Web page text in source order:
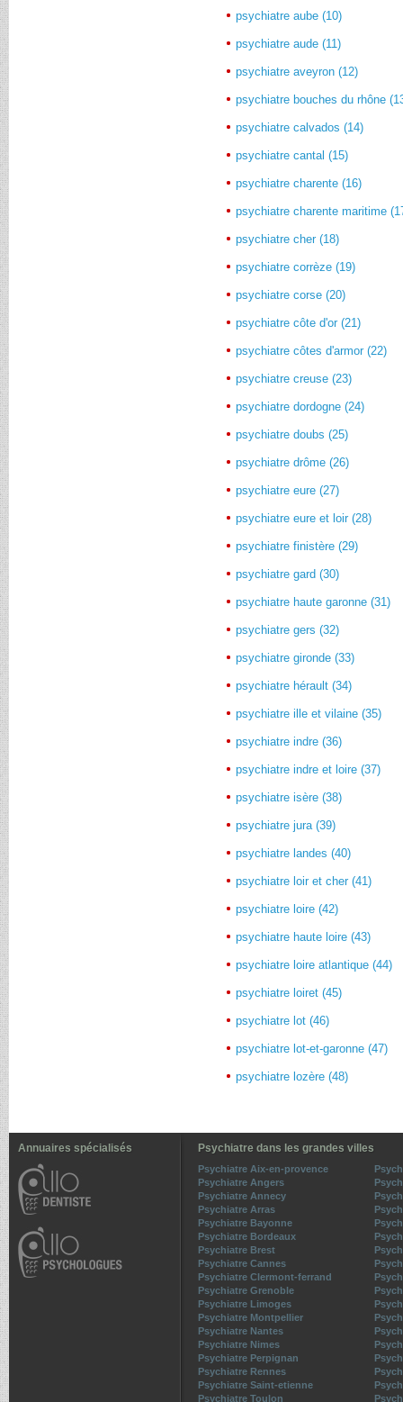
psychiatre aube (10)
psychiatre aude (11)
psychiatre aveyron (12)
psychiatre bouches du rhône
psychiatre calvados (14)
psychiatre cantal (15)
psychiatre charente (16)
psychiatre charente maritime
psychiatre cher (18)
psychiatre corrèze (19)
psychiatre corse (20)
psychiatre côte d'or (21)
psychiatre côtes d'armor (22)
psychiatre creuse (23)
psychiatre dordogne (24)
psychiatre doubs (25)
psychiatre drôme (26)
psychiatre eure (27)
psychiatre eure et loir (28)
psychiatre finistère (29)
psychiatre gard (30)
psychiatre haute garonne (31)
psychiatre gers (32)
psychiatre gironde (33)
psychiatre hérault (34)
psychiatre ille et vilaine (35)
psychiatre indre (36)
psychiatre indre et loire (37)
psychiatre isère (38)
psychiatre jura (39)
psychiatre landes (40)
psychiatre loir et cher (41)
psychiatre loire (42)
psychiatre haute loire (43)
psychiatre loire atlantique (44)
psychiatre loiret (45)
psychiatre lot (46)
psychiatre lot-et-garonne (47)
psychiatre lozère (48)
Annuaires spécialisés Psychiatre dans les grandes villes
Psychiatre Aix-en-provence
Psychiatre Angers
Psychiatre Annecy
Psychiatre Arras
Psychiatre Bayonne
Psychiatre Bordeaux
Psychiatre Brest
Psychiatre Cannes
Psychiatre Clermont-ferrand
Psychiatre Grenoble
Psychiatre Limoges
Psychiatre Montpellier
Psychiatre Nantes
Psychiatre Nimes
Psychiatre Perpignan
Psychiatre Rennes
Psychiatre Saint-etienne
Psychiatre Toulon